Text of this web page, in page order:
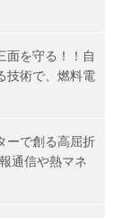
面を守る！！自
技術で、燃料電
ーで創る高屈折
通信や熱マネ